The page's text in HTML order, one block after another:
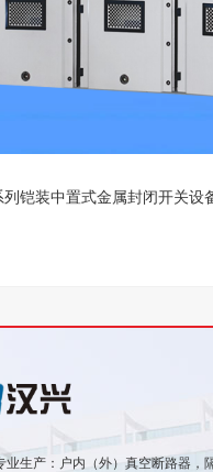
列铠装中置式金属封闭开关设
业生产：户内（外）真空断路器，